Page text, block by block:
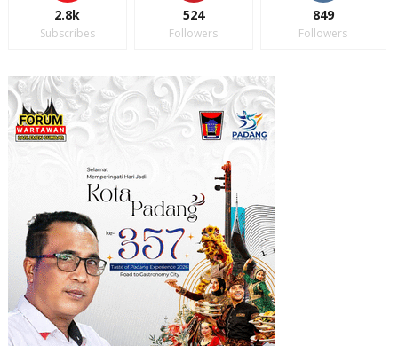
2.8k
Subscribes
524
Followers
849
Followers